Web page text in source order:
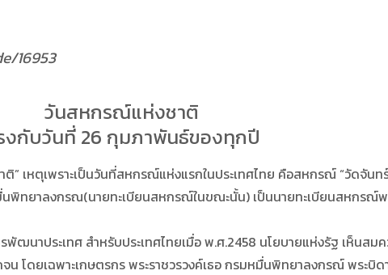
16953
วันสหกรณ์แห่งชาติ
งกับวันที่ 26 กุมภาพันธ์ของทุกปี
” เหตุเพราะเป็นวันที่สหกรณ์แห่งแรกในประเทศไทย คือสหกรณ์ “วัดจันท
พิทยาลงกรณ(นายทะเบียนสหกรณ์ในขณะนั้น) เป็นนายทะเบียนสหกรณ์พ
นาประเทศ สำหรับประเทศไทยเมื่อ พ.ศ.2458 นโยบายแห่งรัฐ เห็นสม
โดยเฉพาะเกษตรกร พระราชวรวงค์เธอ กรมหมื่นพิทยาลงกรณ์ พระบิ